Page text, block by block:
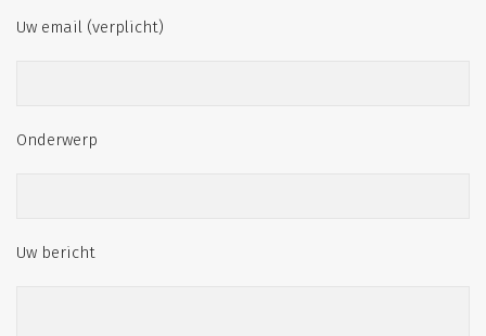
Uw email (verplicht)
Onderwerp
Uw bericht